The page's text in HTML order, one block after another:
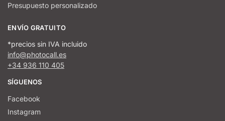
Presupuesto personalizado
ENVÍO GRATUITO
*precios sin IVA incluido
info@photocall.es
+34 936 110 405
SÍGUENOS
Facebook
Instagram